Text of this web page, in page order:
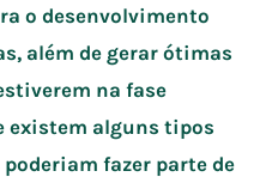
o desenvolvimento
além de gerar ótimas
na fase
existem alguns tipos
fazer parte de